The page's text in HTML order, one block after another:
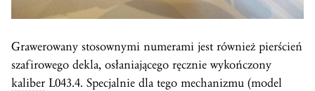
Grawerowany stosownymi numerami jest również pierścień
szafirowego dekla, osłaniającego ręcznie wykończony
kaliber L043.4. Specjalnie dla tego mechanizmu (model